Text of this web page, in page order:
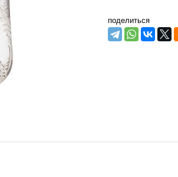
поделиться